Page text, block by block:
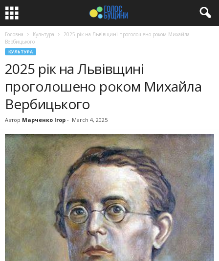
Головна Культура
2025 рік на Львівщині проголошено роком Михайла
Вербицького
КУЛЬТУРА
2025 рік на Львівщині
проголошено роком Михайла
Вербицького
Автор Марченко Ігор - March 4, 2025